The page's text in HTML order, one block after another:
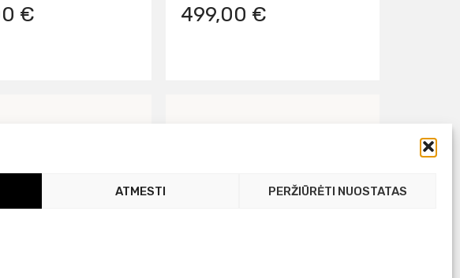
ATMESTI PERŽIŪRĖTI NUOSTATAS
€ 499,00 €